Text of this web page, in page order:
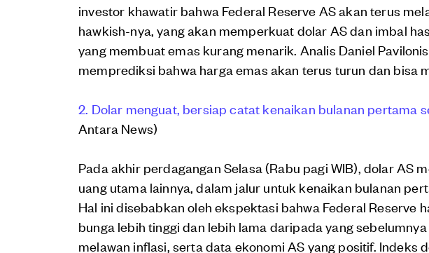
investor khawatir bahwa Federal Reserve AS akan terus
hawkish-nya, yang akan memperkuat dolar AS dan imbal
yang membuat emas kurang menarik. Analis Daniel
memprediksi bahwa harga emas akan terus turun dan bisa
2. Dolar menguat, bersiap catat kenaikan bulanan pertama
Antara News)
Pada akhir perdagangan Selasa (Rabu pagi WIB), dolar AS
uang utama lainnya, dalam jalur untuk kenaikan bulanan
Hal ini disebabkan oleh ekspektasi bahwa Federal Reserve
bunga lebih tinggi dan lebih lama daripada yang
melawan inflasi, serta data ekonomi AS yang positif. Indeks